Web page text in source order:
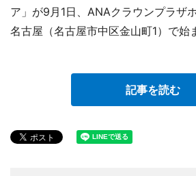
ア」が9月1日、ANAクラウンプラザ
名古屋（名古屋市中区金山町1）で始
記事を読む